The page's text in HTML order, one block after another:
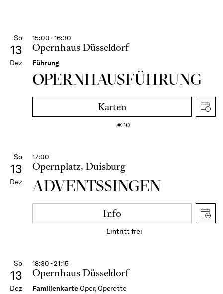
So
13
Dez
15:00 - 16:30
Opernhaus Düsseldorf
Führung
OPERN­HAUS­FÜH­RUNG
Karten
€10
So
13
Dez
17:00
Opernplatz, Duisburg
ADVENTSSINGEN
Info
Eintritt frei
So
13
Dez
18:30 - 21:15
Opernhaus Düsseldorf
FamilienkarteOper, Operette